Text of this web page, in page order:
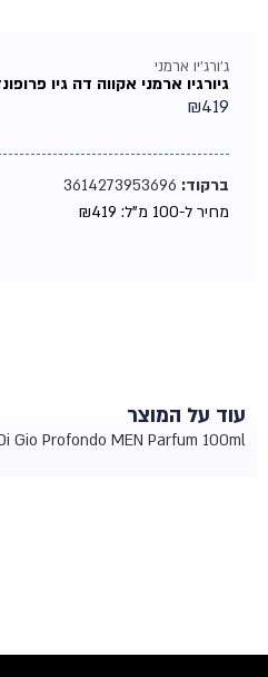
ג'ורג'יו ארמני
גיורגיו ארמני אקווה דה גיו פרופונדו
₪419
ברקוד:3614273953696
מחיר ל-100 מ"ל:
₪419
עוד על המוצר
Gio Profondo MEN Parfum 100ml